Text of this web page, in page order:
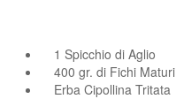
1 Spicchio di Aglio
400 gr. di Fichi Maturi
Erba Cipollina Tritata